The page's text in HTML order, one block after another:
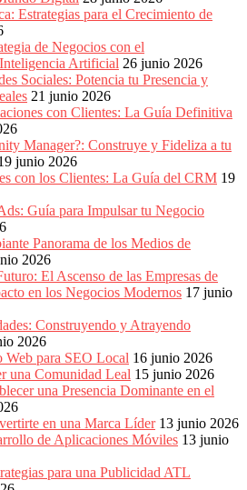
Estrategias para el Crecimiento de
de Negocios con el
Artificial 26 junio 2026
Sociales: Potencia tu Presencia y
21 junio 2026
con Clientes: La Guía Definitiva
Manager?: Construye y Fideliza a tu
junio 2026
con los Clientes: La Guía del CRM 19
Guía para Impulsar tu Negocio
Panorama de los Medios de
2026
El Ascenso de las Empresas de
en los Negocios Modernos 17 junio
Construyendo y Atrayendo
2026
para SEO Local 16 junio 2026
una Comunidad Leal 15 junio 2026
una Presencia Dominante en el
en una Marca Líder 13 junio 2026
de Aplicaciones Móviles 13 junio
para una Publicidad ATL